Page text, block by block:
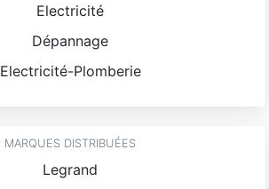
Electricité
Dépannage
Electricité-Plomberie
MARQUES DISTRIBUÉES
Legrand